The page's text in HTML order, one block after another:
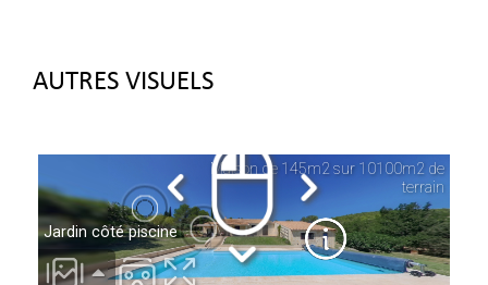
AUTRES VISUELS